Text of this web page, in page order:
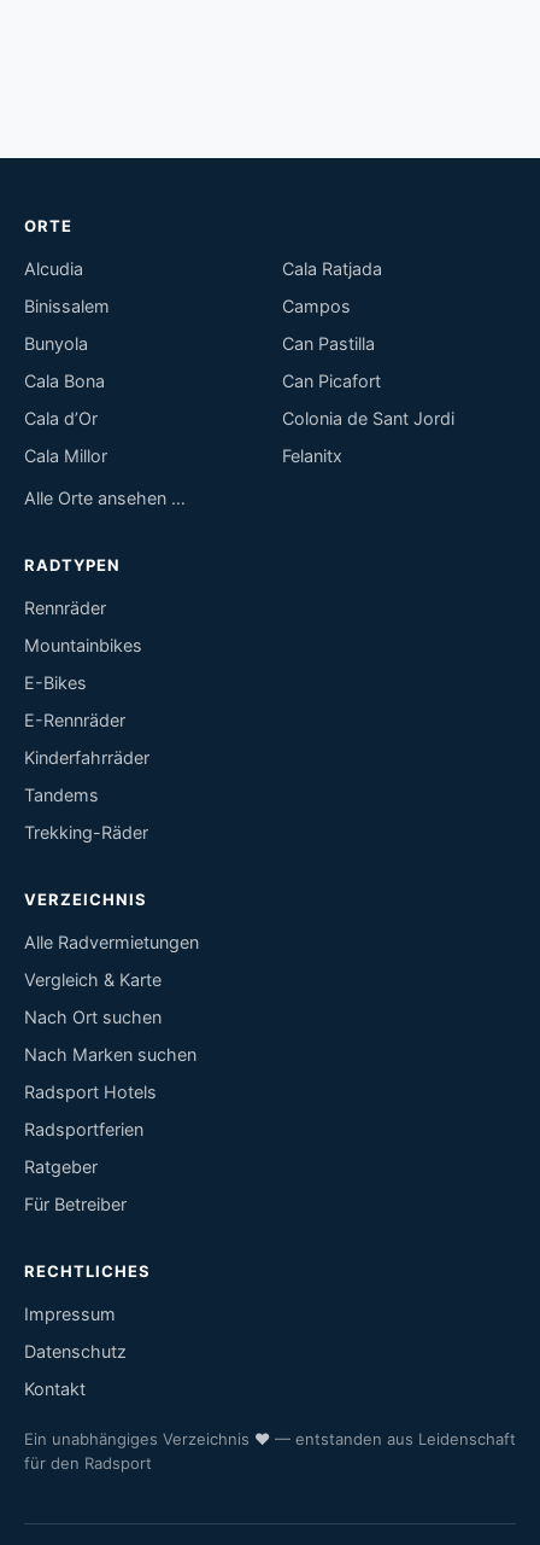
ORTE
Alcudia
Binissalem
Bunyola
Cala Bona
Cala d’Or
Cala Millor
Cala Ratjada
Campos
Can Pastilla
Can Picafort
Colonia de Sant Jordi
Felanitx
Alle Orte ansehen …
RADTYPEN
Rennräder
Mountainbikes
E-Bikes
E-Rennräder
Kinderfahrräder
Tandems
Trekking-Räder
VERZEICHNIS
Alle Radvermietungen
Vergleich & Karte
Nach Ort suchen
Nach Marken suchen
Radsport Hotels
Radsportferien
Ratgeber
Für Betreiber
RECHTLICHES
Impressum
Datenschutz
Kontakt
Ein unabhängiges Verzeichnis ♥ — entstanden aus Leidenschaft
für den Radsport